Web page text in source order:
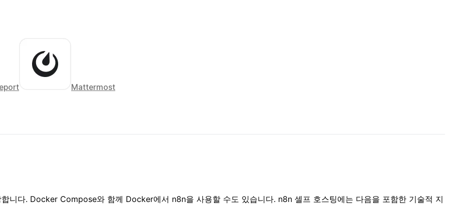
Mattermost
니다. Docker Compose와 함께 Docker에서 n8n을 사용할 수도 있습니다. n8n 셀프 호스팅에는 다음을 포함한 기술적 지